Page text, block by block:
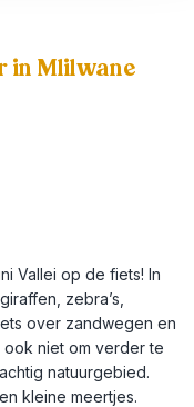
in Mlilwane
Vallei op de fiets! In
zebra’s,
over zandwegen en
niet om verder te
natuurgebied.
kleine meertjes.